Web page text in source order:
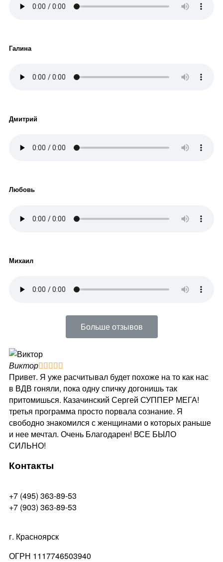
Галина
Дмитрий
Любовь
Михаил
Больше отзывов
Виктор    
Привет. Я уже расчитывал будет похоже на то как нас
в ВДВ гоняли, пока одну спичку догонишь так
притомишься. Казачинский Сергей СУППЕР МЕГА!
третья программа просто порвала сознание. Я
свободно знакомился с женщинами о которых раньше
и нее мечтал. Очень Благодарен! ВСЕ БЫЛО
СИЛЬНО!
Контакты
+7 (495) 363-89-53
+7 (903) 363-89-53
г. Красноярск
ОГРН 1117746503940